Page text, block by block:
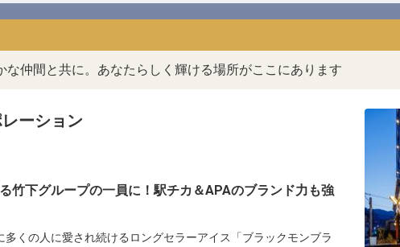
な仲間と共に。あなたらしく輝ける場所がここにあります
ーション
竹下グループの一員に！駅チカ＆APAのブランド力も強
くの人に愛され続けるロングセラーアイス「ブラックモンブラ